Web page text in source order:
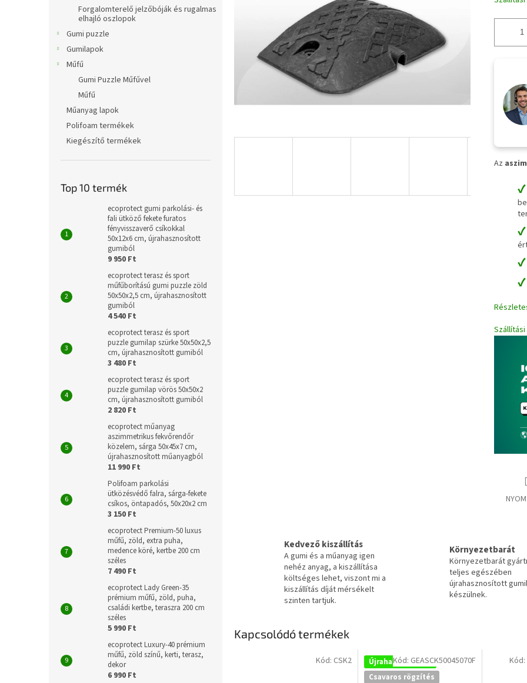
Forgalomterelő jelzőbóják és rugalmas
elhajló oszlopok
Gumi puzzle
Gumilapok
Műfű
Gumi Puzzle Műfűvel
Műfű
Műanyag lapok
Polifoam termékek
Kiegészítő termékek
Top 10 termék
ecoprotect gumi parkolási- és
fali ütköző fekete furatos
fényvisszaverő csíkokkal
50x12x6 cm, újrahasznosított
gumiból
9 950 Ft
ecoprotect terasz és sport
műfűborítású gumi puzzle zöld
50x50x2,5 cm, újrahasznosított
gumiból
4 540 Ft
ecoprotect terasz és sport
puzzle gumilap szürke 50x50x2,5
cm, újrahasznosított gumiból
3 480 Ft
ecoprotect terasz és sport
puzzle gumilap vörös 50x50x2
cm, újrahasznosított gumiból
2 820 Ft
ecoprotect műanyag
aszimmetrikus fekvőrendőr
közelem, sárga 50x45x7 cm,
újrahasznosított műanyagból
11 990 Ft
Polifoam parkolási
ütközésvédő falra, sárga-fekete
csíkos, öntapadós, 50x20x2 cm
3 150 Ft
ecoprotect Premium-50 luxus
műfű, zöld, extra puha,
medence köré, kertbe 200 cm
széles
7 490 Ft
ecoprotect Lady Green-35
prémium műfű, zöld, puha,
családi kertbe, teraszra 200 cm
széles
5 990 Ft
ecoprotect Luxury-40 prémium
műfű, zöld színű, kerti, terasz,
dekor
6 990 Ft
Az
✔
✔
✔
Kedvező kiszállítás
A gumi és a műanyag igen
nehéz anyag, a kiszállítása
költséges lehet, viszont mi a
kiszállítás díját mérsékelt
szinten tartjuk.
Környezetbarát
Környezetbarát
teljes egészében
újrahasznosított
készülnek.
Kapcsolódó termékek
Kód: CSK2
Újrahasznosított
Csavaros rögzítés
Kód: GEASCK50045070F Kód: